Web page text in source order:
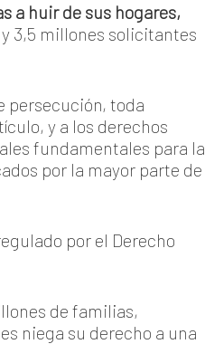
a huir de sus hogares,
3,5 millones solicitantes
persecución, toda
y a los derechos
fundamentales para la
por la mayor parte de
por el Derecho
de familias,
niega su derecho a una